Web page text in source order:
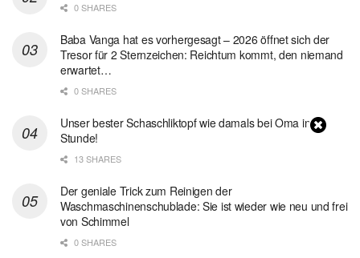
0 SHARES
Baba Vanga hat es vorhergesagt – 2026 öffnet sich der
Tresor für 2 Sternzeichen: Reichtum kommt, den niemand
erwartet…
0 SHARES
Unser bester Schaschliktopf wie damals bei Oma in 1
Stunde!
13 SHARES
Der geniale Trick zum Reinigen der
Waschmaschinenschublade: Sie ist wieder wie neu und frei
von Schimmel
0 SHARES